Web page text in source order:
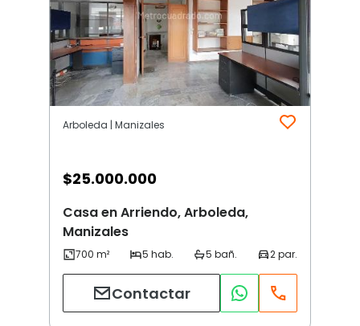
Arboleda | Manizales
$25.000.000
Casa en Arriendo, Arboleda,
Manizales
Contactar